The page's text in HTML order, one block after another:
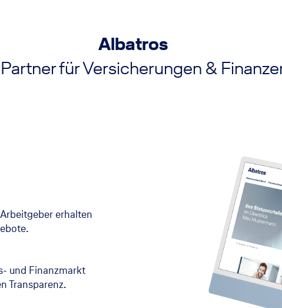
Albatros
für Versicherungen &
erhalten
und Finanzmarkt
Transparenz.